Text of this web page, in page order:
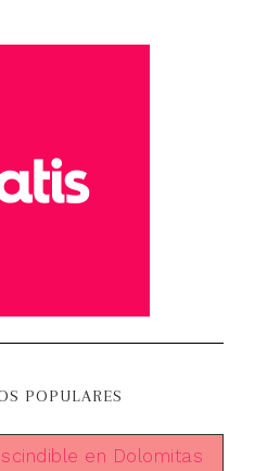
POPULARES
en Dolomitas